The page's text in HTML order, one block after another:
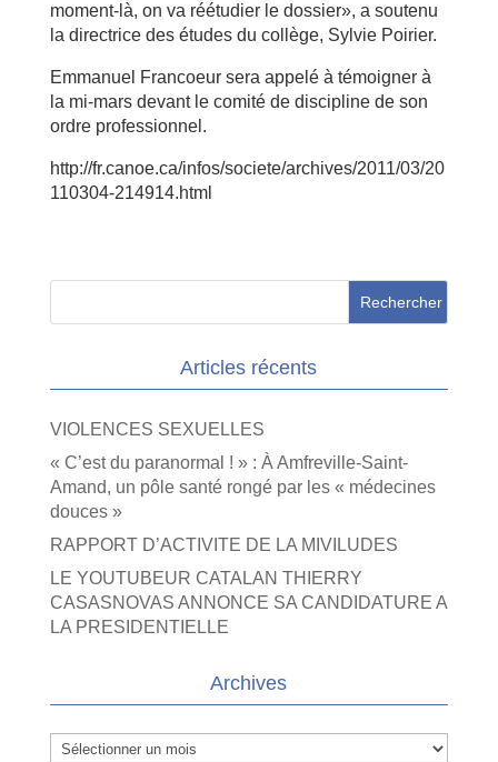
moment-là, on va réétudier le dossier», a soutenu
la directrice des études du collège, Sylvie Poirier.
Emmanuel Francoeur sera appelé à témoigner à
la mi-mars devant le comité de discipline de son
ordre professionnel.
http://fr.canoe.ca/infos/societe/archives/2011/03/20
110304-214914.html
Articles récents
VIOLENCES SEXUELLES
« C’est du paranormal ! » : À Amfreville-Saint-
Amand, un pôle santé rongé par les « médecines
douces »
RAPPORT D’ACTIVITE DE LA MIVILUDES
LE YOUTUBEUR CATALAN THIERRY
CASASNOVAS ANNONCE SA CANDIDATURE A
LA PRESIDENTIELLE
Archives
Archives